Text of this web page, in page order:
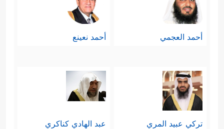
أحمد العجمي أحمد نعينع
تركي عبيد المري عبد الهادي كناكري